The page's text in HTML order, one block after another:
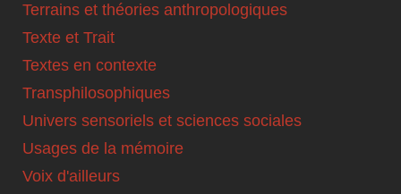
Terrains et théories anthropologiques
Texte et Trait
Textes en contexte
Transphilosophiques
Univers sensoriels et sciences sociales
Usages de la mémoire
Voix d'ailleurs